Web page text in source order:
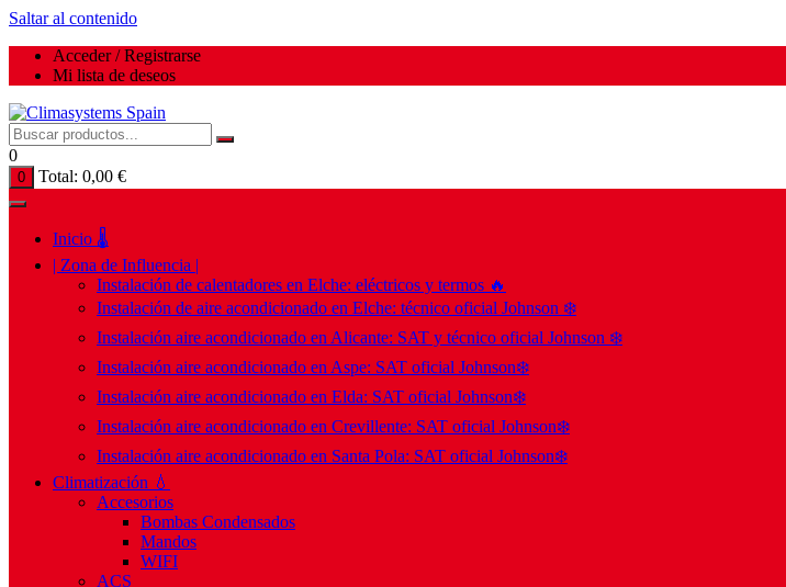
Saltar al contenido
Acceder / Registrarse
Mi lista de deseos
0
0 Total: 0,00 €
Inicio 🌡️
| Zona de Influencia |
Instalación de calentadores en Elche: eléctricos y termos 🔥
Instalación de aire acondicionado en Elche: técnico oficial Johnson ❄️
Instalación aire acondicionado en Alicante: SAT y técnico oficial Johnson ❄️
Instalación aire acondicionado en Aspe: SAT oficial Johnson❄️
Instalación aire acondicionado en Elda: SAT oficial Johnson❄️
Instalación aire acondicionado en Crevillente: SAT oficial Johnson❄️
Instalación aire acondicionado en Santa Pola: SAT oficial Johnson❄️
Climatización 💧
Accesorios
Bombas Condensados
Mandos
WIFI
ACS